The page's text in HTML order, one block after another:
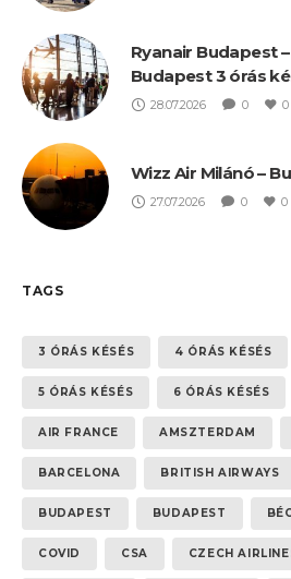
Ryanair Budapest
Budapest 3 órás
28.07.2026 0 0
Wizz Air Milánó –
27.07.2026 0 0
TAGS
3 ÓRÁS KÉSÉS 4 ÓRÁS KÉSÉS
5 ÓRÁS KÉSÉS 6 ÓRÁS KÉSÉS
AIR FRANCE AMSZTERDAM
BARCELONA BRITISH AIRWAYS
BUDAPEST BUDAPEST
COVID CSA CZECH